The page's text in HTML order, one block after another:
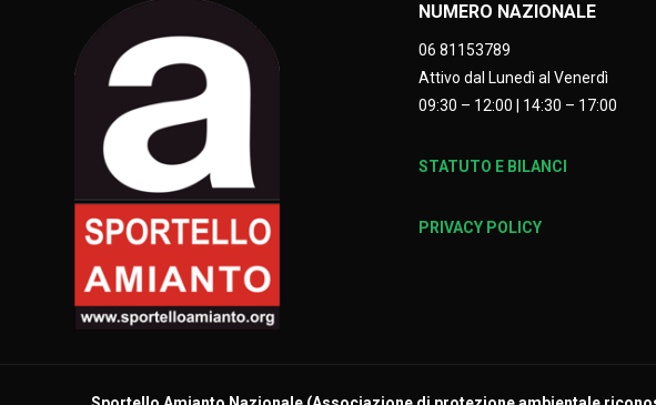
NUMERO NAZIONALE
06 81153789
Attivo dal Lunedì al Venerdì
09:30 – 12:00 | 14:30 – 17:00
STATUTO E BILANCI
PRIVACY POLICY